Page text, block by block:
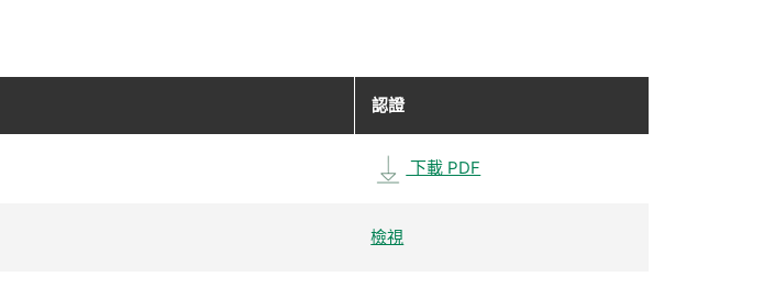
認證
下載 PDF
檢視